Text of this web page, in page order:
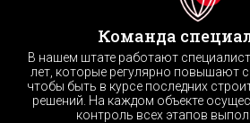
Команда
В нашем штате работают
лет, которые регулярно повышают
чтобы быть в курсе последних
решений. На каждом объекте
контроль всех этапов